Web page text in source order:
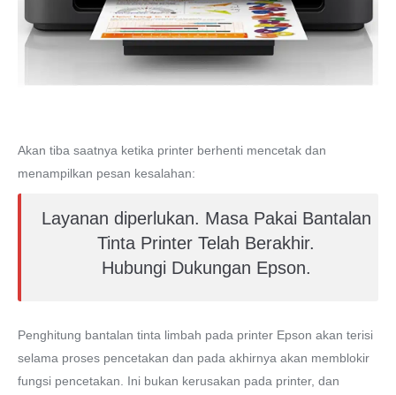
Akan tiba saatnya ketika printer berhenti mencetak dan
menampilkan pesan kesalahan:
Layanan diperlukan. Masa Pakai Bantalan
Tinta Printer Telah Berakhir.
Hubungi Dukungan Epson.
Penghitung bantalan tinta limbah pada printer Epson akan terisi
selama proses pencetakan dan pada akhirnya akan memblokir
fungsi pencetakan. Ini bukan kerusakan pada printer, dan